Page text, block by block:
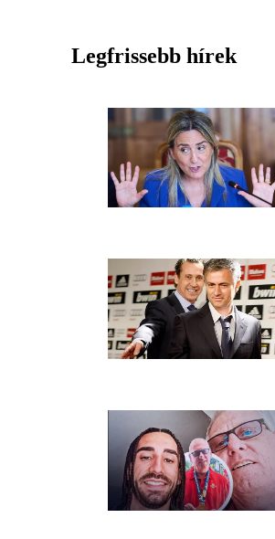
Legfrissebb hírek